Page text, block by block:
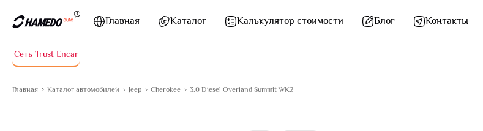
Главная
Каталог Калькулятор стоимости Блог Контакты
Сеть Trust Encar
Главная Каталог автомобилей Jeep Cherokee 3.0 Diesel Overland Summit WK2